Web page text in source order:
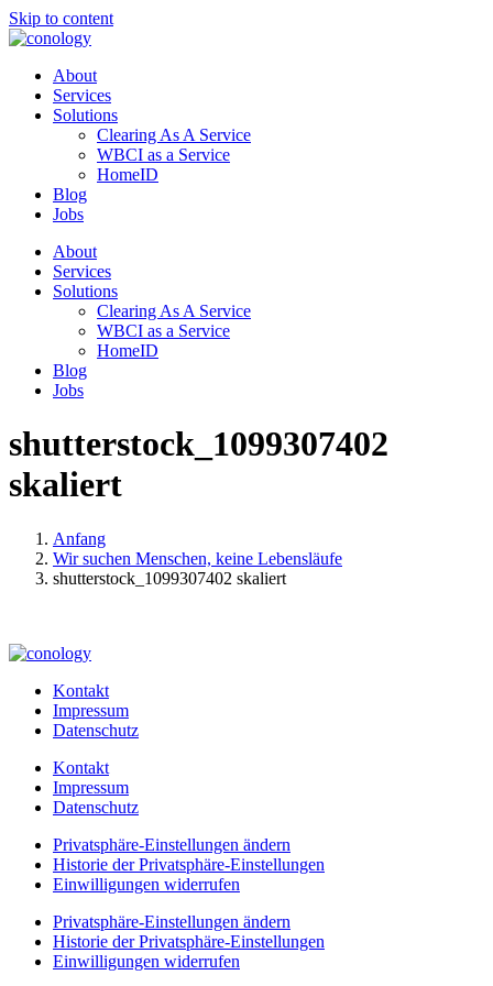
Skip to content
About
Services
Solutions
Clearing As A Service
WBCI as a Service
HomeID
Blog
Jobs
About
Services
Solutions
Clearing As A Service
WBCI as a Service
HomeID
Blog
Jobs
shutterstock_1099307402
skaliert
Anfang
Wir suchen Menschen, keine Lebensläufe
shutterstock_1099307402 skaliert
Kontakt
Impressum
Datenschutz
Kontakt
Impressum
Datenschutz
Privatsphäre-Einstellungen ändern
Historie der Privatsphäre-Einstellungen
Einwilligungen widerrufen
Privatsphäre-Einstellungen ändern
Historie der Privatsphäre-Einstellungen
Einwilligungen widerrufen